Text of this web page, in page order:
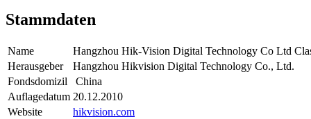
Stammdaten
Name
Hangzhou Hik-Vision Digital Technology Co Ltd
Herausgeber
Hangzhou Hikvision Digital Technology Co., Ltd.
Fondsdomizil
China
Auflagedatum 20.12.2010
Website
hikvision.com